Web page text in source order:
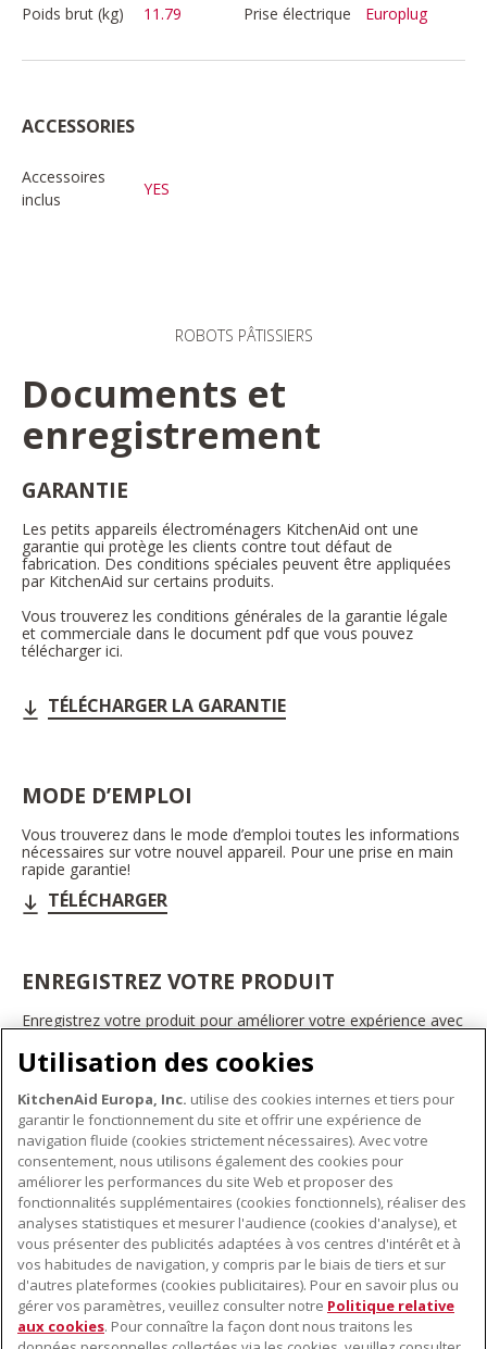
Poids brut (kg)
11.79 Prise électrique Europlug
ACCESSORIES
Accessoires
inclus
YES
ROBOTS PÂTISSIERS
Documents et
enregistrement
GARANTIE
Les petits appareils électroménagers KitchenAid ont une
garantie qui protège les clients contre tout défaut de
fabrication. Des conditions spéciales peuvent être appliquées
par KitchenAid sur certains produits.
Vous trouverez les conditions générales de la garantie légale
et commerciale dans le document pdf que vous pouvez
télécharger ici.
TÉLÉCHARGER LA GARANTIE
MODE D’EMPLOI
Vous trouverez dans le mode d’emploi toutes les informations
nécessaires sur votre nouvel appareil. Pour une prise en main
rapide garantie!
TÉLÉCHARGER
ENREGISTREZ VOTRE PRODUIT
Enregistrez votre produit pour améliorer votre expérience avec
bénéficier d'offres et de promotions exclusives, recevoir des
conseils et des astuces, et bien plus encore.
INSCRIVEZ-VOUS DÈS À PRÉSENT
À PROPOS DE KITCHENAID
À propos de KitchenAid
Histoire de la marque
Communiqués de presse
NOS PRODUITS
Petits électroménagers
Matériel de cuisine
SERVICE CLIENT
Utilisation des cookies
KitchenAid Europa, Inc. utilise des cookies internes et tiers pour
garantir le fonctionnement du site et offrir une expérience de
navigation fluide (cookies strictement nécessaires). Avec votre
consentement, nous utilisons également des cookies pour
améliorer les performances du site Web et proposer des
fonctionnalités supplémentaires (cookies fonctionnels), réaliser des
analyses statistiques et mesurer l'audience (cookies d'analyse), et
vous présenter des publicités adaptées à vos centres d'intérêt et à
vos habitudes de navigation, y compris par le biais de tiers et sur
d'autres plateformes (cookies publicitaires). Pour en savoir plus ou
gérer vos paramètres, veuillez consulter notre Politique relative
aux cookies. Pour connaître la façon dont nous traitons les